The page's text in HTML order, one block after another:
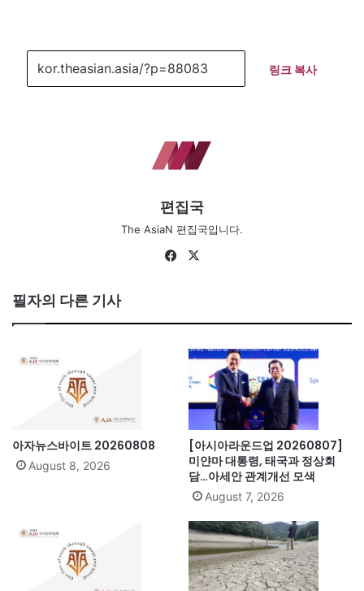
링크 복사
편집국
The AsiaN 편집국입니다.
Fa
필자의 다른 기사
아자뉴스바이트 20260808
August 8, 2026
[아시아라운드업 20260807]
미얀마 대통령, 태국과 정상회
담…아세안 관계개선 모색
August 7, 2026